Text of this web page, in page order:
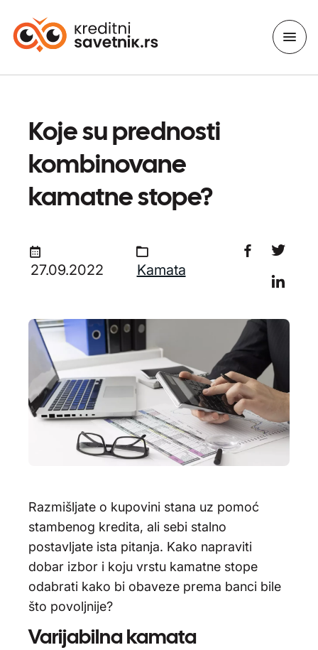
Koje su prednosti
kombinovane
kamatne stope?
27.09.2022 Kamata
Razmišljate o kupovini stana uz pomoć
stambenog kredita, ali sebi stalno
postavljate ista pitanja. Kako napraviti
dobar izbor i koju vrstu kamatne stope
odabrati kako bi obaveze prema banci bile
što povoljnije?
Varijabilna kamata